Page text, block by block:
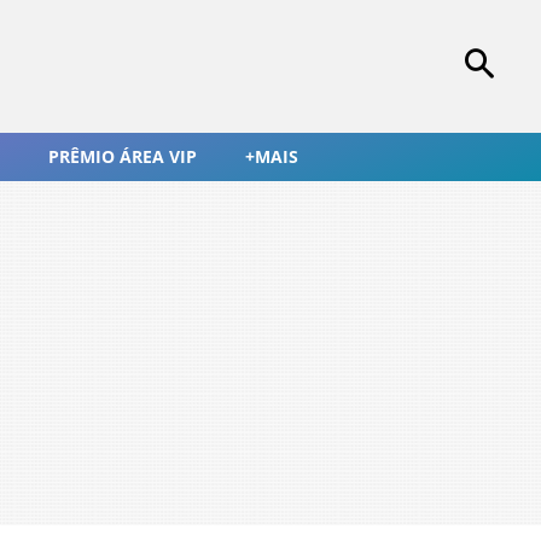
PRÊMIO ÁREA VIP +MAIS